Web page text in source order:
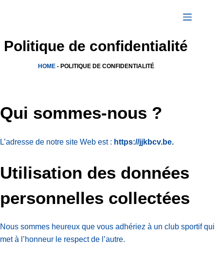
Politique de confidentialité
HOME- POLITIQUE DE CONFIDENTIALITÉ
Qui sommes-nous ?
L’adresse de notre site Web est : https://jjkbcv.be.
Utilisation des données
personnelles collectées
Nous sommes heureux que vous adhériez à un club sportif qui
met à l’honneur le respect de l’autre.